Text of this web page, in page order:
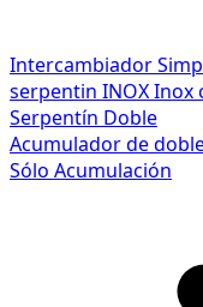
Intercambiador
serpentin INOXInox
Serpentín Doble
Acumulador de
Sólo Acumulación